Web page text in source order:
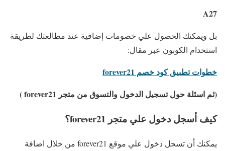
A27
بل ويمكنك الحصول علي خصومات إضافية عند مطالعتك لطريقة
استخدام الكوبون عبر مقال:
خطوات تطبيق كود خصم forever21
(ثم اسئلة حول تسجيل الدخول والتسوق من متجر forever21 )
كيف أسجل دخول علي متجر forever21؟
يمكنك أن تسجل دخول علي موقع forever21 من خلال اضافة